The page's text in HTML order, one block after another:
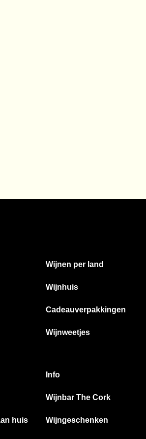
Wijnen per land
Wijnhuis
Cadeauverpakkingen
Wijnweetjes
Info
Wijnbar The Cork
huis Wijngeschenken